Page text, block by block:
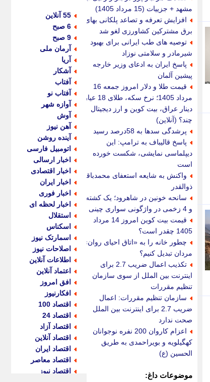
مشهد + جزییات (15 مرداد 1405)
افزایش تعرفه و تصاعد پلکانی بهای
برق مشترکین کشاورزی لغو شد
توصیه های طب ایرانی برای بهبود
شیرمادر و سلامتی نوزاد
پاسخ ایران به ادعای وزیر خارجه
پیشین آلمان
قیمت طلا و دلار امروز جمعه 16
مرداد 1405؛ نرخ سکه، طلای 18 عیار،
دینار عراق، بیت کوین و ارز دیجیتال
چند؟ (آنلاین)
پرشدگی سدها به 58درصد رسید
پاسخ قالیباف به ترامپ: این
دیپلماسی نمایشی، شکست خورده
است
واکنش به شایعه استعفای محمدباقر
ذوالقدر
سانحه خونین در شاهرود؛ یک کشته
و 4 زخمی در واژگونی سواری چینی
قیمت بیت کوین امروز 14 مرداد
1405 چقدر است؟
چطور خانه را به «اتاق احیای روان»
مردان تبدیل کنیم؟
تکذیب اعمال ضریب 2.7 برای
اینترنت بین الملل از سوی سازمان
تنظیم مقررات
سازمان تنظیم مقررات: اعمال
ضریب 2.7 برای اینترنت بین الملل
صحت ندارد
اعزام کاروان 200 نفره نوجوانان
کهگیلویه و بویراحمدی به طریق
الحسین (ع)
موضوعات داغ:
55 آنلاین
6 صبح
9 صبح
آرمان ملی
آریا
آشکار
آفتاب
آفتاب نو
آوازه شهر
آوش
آهن نیوز
آینده روشن
اتومبیل فارسی
اخبار ارسالی
اخبار اقتصادی
اخبار ایران
اخبار فوری
اخبار لحظه ای
استقلال
اسکناس
اسمارتک نیوز
اصلاحات نیوز
اطلاعات آنلاین
اعتماد آنلاین
افق امروز
افکارنیوز
اقتصاد 100
اقتصاد 24
اقتصاد آزاد
اقتصاد آنلاین
اقتصاد ایران
اقتصاد معاصر
اقتصاد نیوز